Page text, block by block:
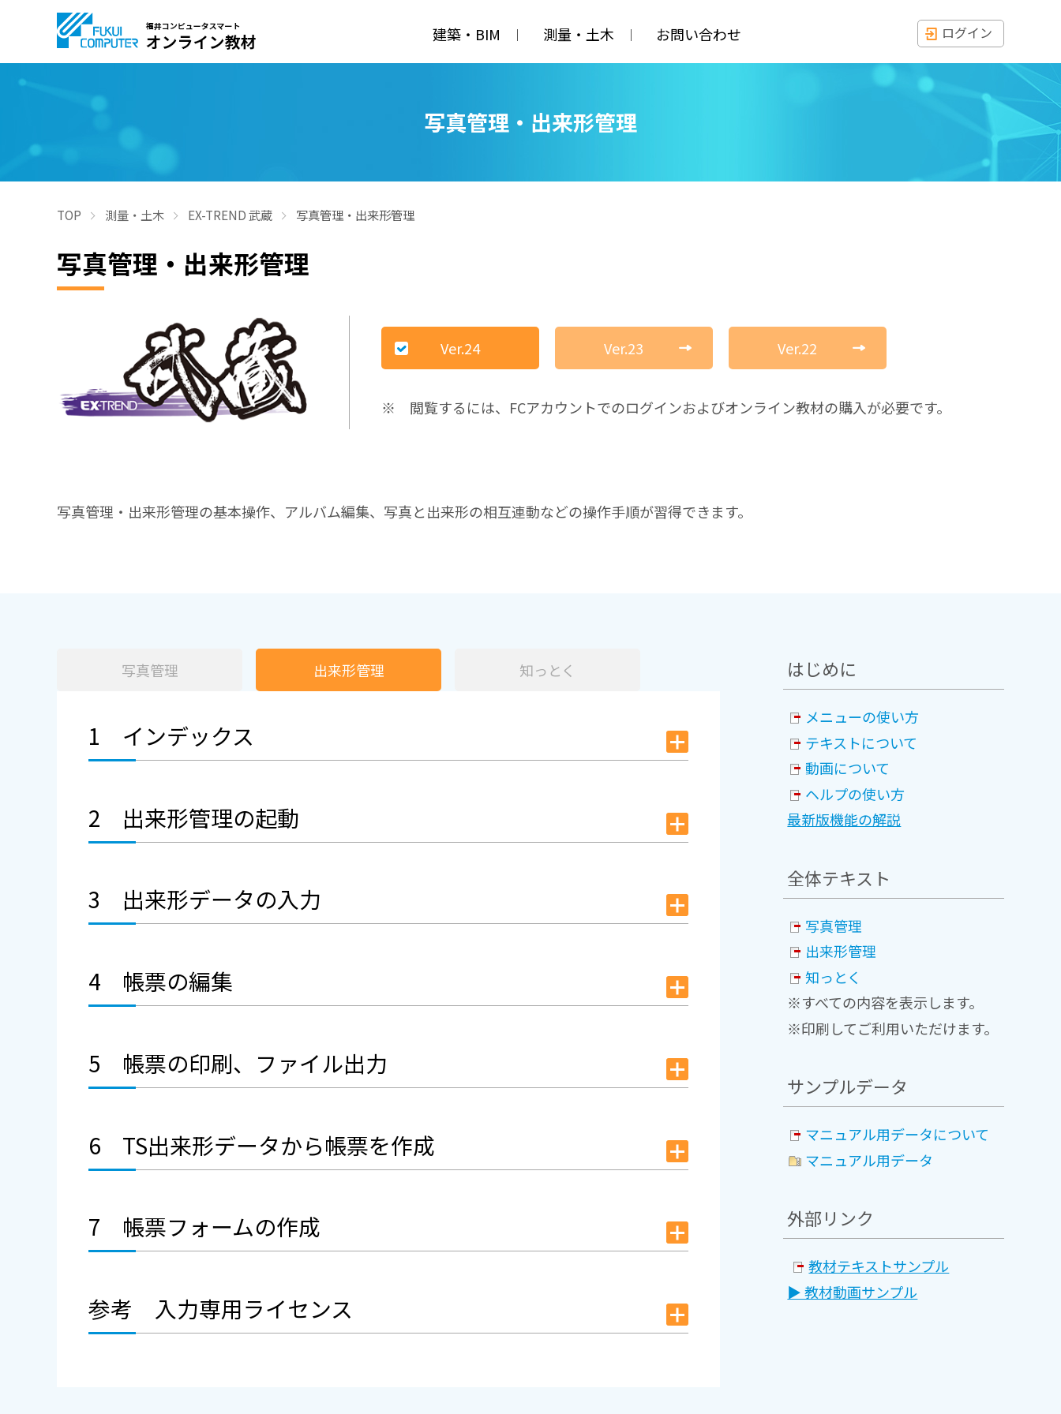
建築・BIM 測量・土木 お問い合わせ ログイン
写真管理・出来形管理
TOP 測量・土木 EX-TREND 武蔵 写真管理・出来形管理
写真管理・出来形管理
Ver.24 Ver.23 Ver.22
※ 閲覧するには、FCアカウントでのログインおよびオンライン教材の購入が必要です。
写真管理・出来形管理の基本操作、アルバム編集、写真と出来形の相互連動などの操作手順が習得できます。
写真管理 出来形管理 知っとく
1 インデックス
2 出来形管理の起動
3 出来形データの入力
4 帳票の編集
5 帳票の印刷、ファイル出力
6 TS出来形データから帳票を作成
7 帳票フォームの作成
参考 入力専用ライセンス
はじめに
メニューの使い方
テキストについて
動画について
ヘルプの使い方
最新版機能の解説
全体テキスト
写真管理
出来形管理
知っとく
※すべての内容を表示します。
※印刷してご利用いただけます。
サンプルデータ
マニュアル用データについて
マニュアル用データ
外部リンク
教材テキストサンプル
▶ 教材動画サンプル